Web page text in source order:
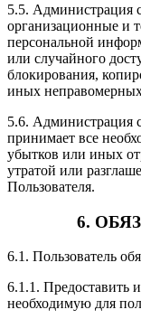
5.5. Администрация
организационные и
персональной
или случайного
блокирования,
иных
5.6. Администрация
принимает все
убытков или иных
утратой или
Пользователя.
6.
6.1. Пользователь
6.1.1. Предоставить
необходимую для